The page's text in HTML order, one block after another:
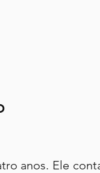
anos. Ele